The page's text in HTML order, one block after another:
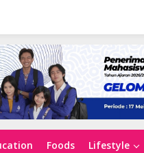
Foods Lifestyle